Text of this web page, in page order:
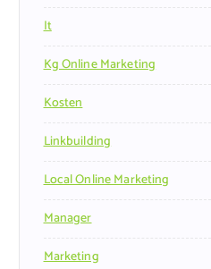
It
Kg Online Marketing
Kosten
Linkbuilding
Local Online Marketing
Manager
Marketing